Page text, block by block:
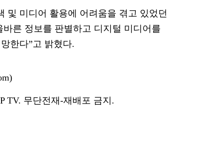
및 미디어 활용에 어려움을 겪고 있었던
른 정보를 판별하고 디지털 미디어를
한다”고 밝혔다.
TV. 무단전재-재배포 금지.